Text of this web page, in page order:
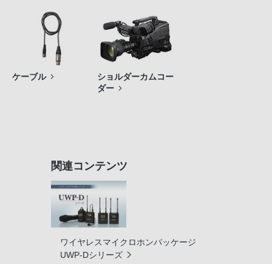
ケーブル
ショルダーカムコー
ダー
関連コンテンツ
ワイヤレスマイクロホンパッケージ
UWP-Dシリーズ